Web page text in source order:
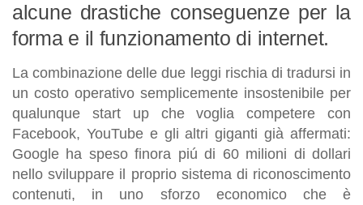
alcune drastiche conseguenze per la
forma e il funzionamento di internet.
La combinazione delle due leggi rischia di tradursi in
un costo operativo semplicemente insostenibile per
qualunque start up che voglia competere con
Facebook, YouTube e gli altri giganti già affermati:
Google ha speso finora piú di 60 milioni di dollari
nello sviluppare il proprio sistema di riconoscimento
contenuti, in uno sforzo economico che è